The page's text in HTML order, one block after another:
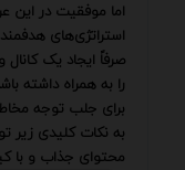
اما موفقیت در این
استراتژی‌های
صرفاً ایجاد یک
را به همراه داشته
برای جلب توجه
به نکات کلیدی زیر
محتوای جذاب و با